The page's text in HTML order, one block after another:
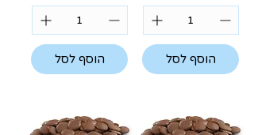
הוסף לסל הוסף לסל